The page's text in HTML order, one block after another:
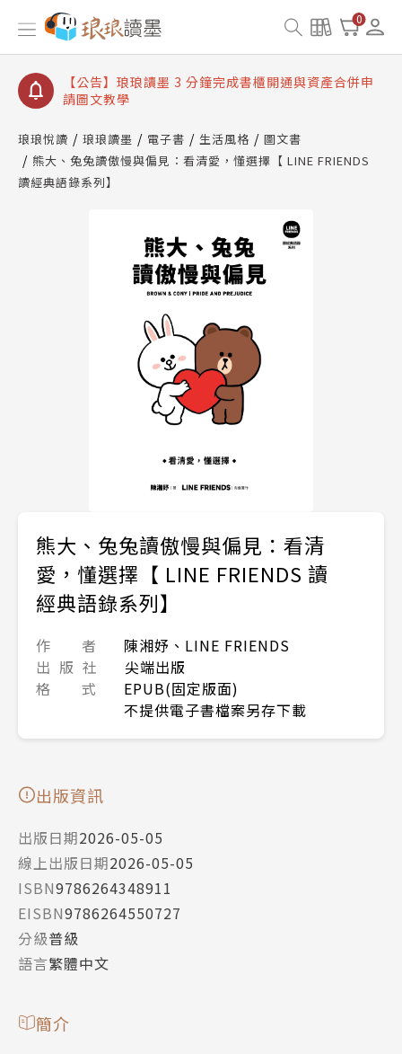
0
【公告】琅琅讀墨數位閱讀資產合併與書櫃開通申請
【公告】琅琅讀墨書櫃開通常見問題
【公告】琅琅讀墨 3 分鐘完成書櫃開通與資產合併申
請圖文教學
查詢
【公告】因 Readmoo 讀墨系統維護中，本站同步暫
停部分閱讀服務
琅琅悅讀 琅琅讀墨 電子書 生活風格
圖文書
熊大、兔兔讀傲慢與偏見：看清愛，懂選擇【 LINE FRIENDS
讀經典語錄系列】
熊大、兔兔讀傲慢與偏見：看清
愛，懂選擇【 LINE FRIENDS 讀
經典語錄系列】
作 者
陳湘妤、LINE FRIENDS
出 版 社
尖端出版
格 式
EPUB(固定版面)
不提供電子書檔案另存下載
出版資訊
出版日期2026-05-05
線上出版日期2026-05-05
ISBN9786264348911
EISBN9786264550727
分級普級
語言繁體中文
簡介